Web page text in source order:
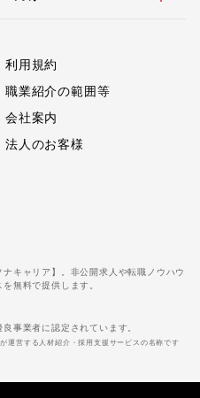
利用規約
職業紹介の範囲等
会社案内
法人のお客様
キャリア】。非公開求人や転職ノウハウ
無料で提供します。
事業者に認定されています。
運営する人材紹介・採用支援サービスの名称です